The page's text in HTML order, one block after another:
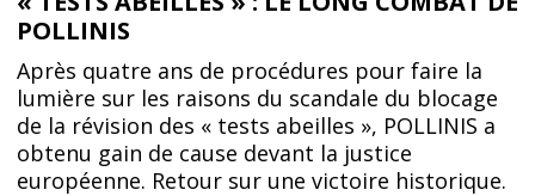
POLLINIS
Après quatre ans de procédures pour faire la
lumière sur les raisons du scandale du blocage
de la révision des « tests abeilles », POLLINIS a
obtenu gain de cause devant la justice
européenne. Retour sur une victoire historique.